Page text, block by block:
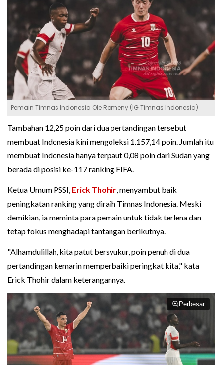
Pemain Timnas Indonesia Ole Romeny (IG Timnas Indonesia)
Tambahan 12,25 poin dari dua pertandingan tersebut
membuat Indonesia kini mengoleksi 1.157,14 poin. Jumlah itu
membuat Indonesia hanya terpaut 0,08 poin dari Sudan yang
berada di posisi ke-117 ranking FIFA.
Ketua Umum PSSI, Erick Thohir , menyambut baik
peningkatan ranking yang diraih Timnas Indonesia. Meski
demikian, ia meminta para pemain untuk tidak terlena dan
tetap fokus menghadapi tantangan berikutnya.
"Alhamdulillah, kita patut bersyukur, poin penuh di dua
pertandingan kemarin memperbaiki peringkat kita," kata
Erick Thohir dalam keterangannya.
Perbesar